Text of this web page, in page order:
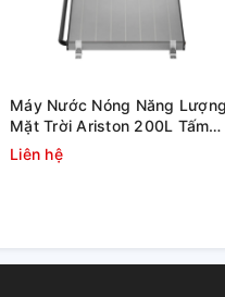
Máy Nước Nóng Năng Lượng
Mặt Trời Ariston 200L Tấm
Phẳng Kairos Thermo DR-2
Liên hệ